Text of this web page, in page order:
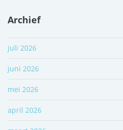
Archief
juli 2026
juni 2026
mei 2026
april 2026